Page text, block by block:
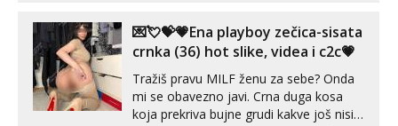
💌💘💝💗Ena playboy zečica-sisata
crnka (36) hot slike, videa i c2c💗
Tražiš pravu MILF ženu za sebe? Onda
mi se obavezno javi. Crna duga kosa
koja prekriva bujne grudi kakve još nisi